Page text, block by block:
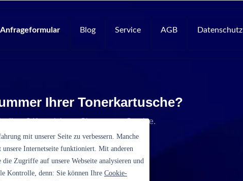
Anfrageformular
Blog Service AGB Datenschutz
Ihrer Tonerkartusche?
Kontaktieren Sie unseren Service.
mit unserer Seite zu verbessern. Manche
Internetseite funktioniert. Mit anderen
Zugriffe auf unsere Webseite analysieren und
Kontrolle, denn: Sie können Ihre Cookie-